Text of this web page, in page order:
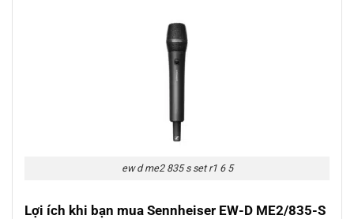
ew d me2 835 s set r1 6 5
Lợi ích khi bạn mua Sennheiser EW-D ME2/835-S